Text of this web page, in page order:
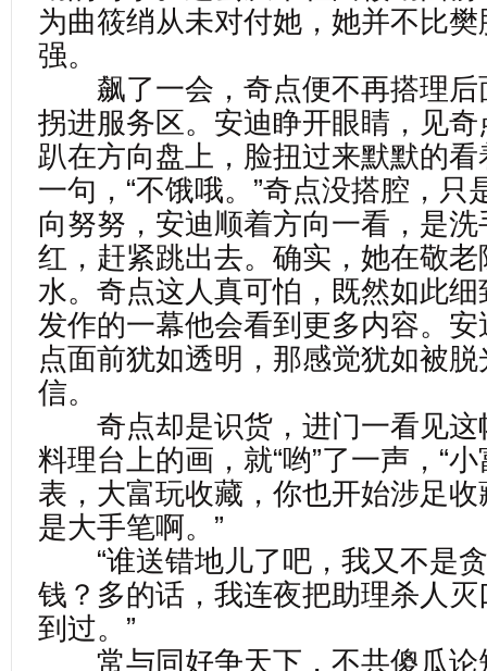
为曲筱绡从未对付她，她并不比
强。
飙了一会，奇点便不再搭理后
拐进服务区。安迪睁开眼睛，见
趴在方向盘上，脸扭过来默默的
一句，“不饿哦。”奇点没搭腔，只
向努努，安迪顺着方向一看，是
红，赶紧跳出去。确实，她在敬
水。奇点这人真可怕，既然如此
发作的一幕他会看到更多内容。
点面前犹如透明，那感觉犹如被
信。
奇点却是识货，进门一看见这
料理台上的画，就“哟”了一声，“
表，大富玩收藏，你也开始涉足
是大手笔啊。”
“谁送错地儿了吧，我又不是
钱？多的话，我连夜把助理杀人
到过。”
常与同好争天下，不共傻瓜论